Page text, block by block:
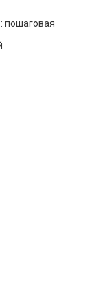
пошаговая